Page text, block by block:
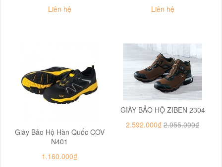
Liên hệ
Liên hệ
Giày Bảo Hộ Hàn Quốc COV
N401
1.160.000₫
GIÀY BẢO HỘ ZIBEN 2304
2.592.000₫ 2.955.000₫